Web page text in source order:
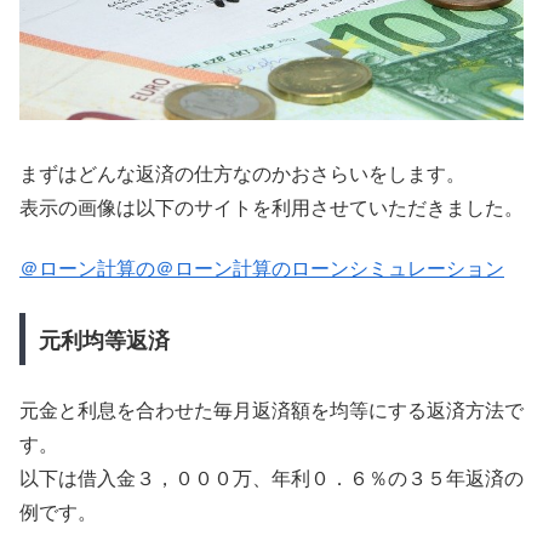
まずはどんな返済の仕方なのかおさらいをします。
表示の画像は以下のサイトを利用させていただきました。
＠ローン計算の＠ローン計算のローンシミュレーション
元利均等返済
元金と利息を合わせた毎月返済額を均等にする返済方法で
す。
以下は借入金３，０００万、年利０．６％の３５年返済の
例です。